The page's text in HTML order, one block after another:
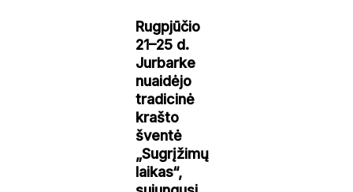
Rugpjūčio
21–25 d.
Jurbarke
nuaidėjo
tradicinė
krašto
šventė
„Sugrįžimų
laikas“,